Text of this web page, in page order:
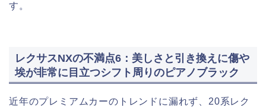
す。
レクサスNXの不満点6：美しさと引き換えに傷や
埃が非常に目立つシフト周りのピアノブラック
近年のプレミアムカーのトレンドに漏れず、20系レク